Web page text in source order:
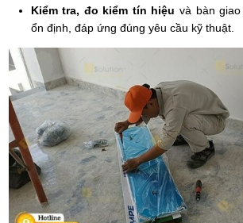
Kiểm tra, đo kiểm tín hiệu và bàn
ổn định, đáp ứng đúng yêu cầu kỹ thuật.